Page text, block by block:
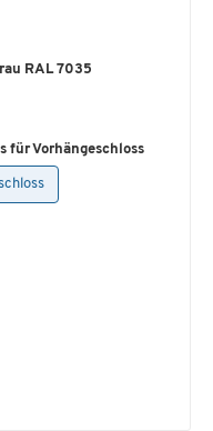
RAL 7035
für Vorhängeschloss